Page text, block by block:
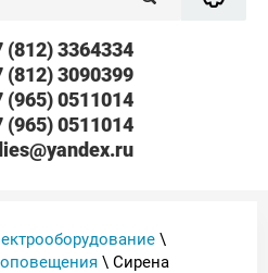
(812) 3364334
(812) 3090399
(965) 0511014
(965) 0511014
\
\ Сирена